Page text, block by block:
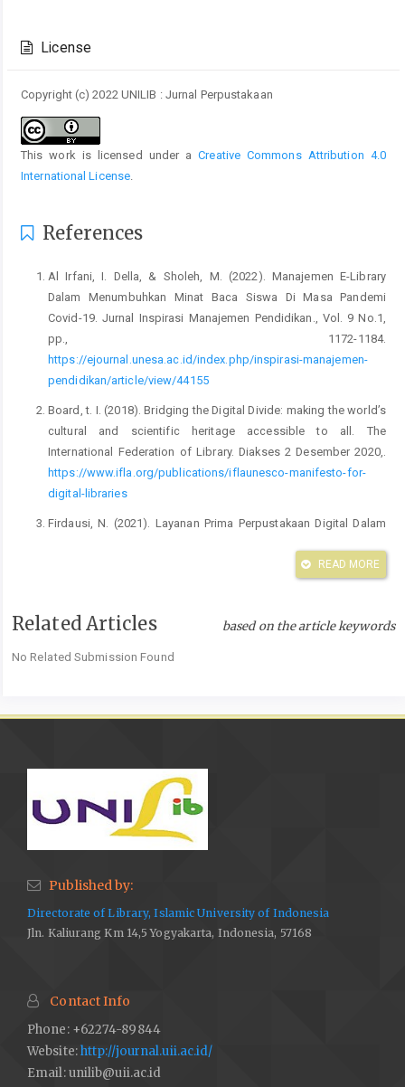
Details
License
Copyright (c) 2022 UNILIB : Jurnal Perpustakaan
This work is licensed under aCreative Commons Attribution 4.0
International License.
References
Al Irfani, I. Della, & Sholeh, M. (2022). Manajemen E-Library
Dalam Menumbuhkan Minat Baca Siswa Di Masa Pandemi
Covid-19. Jurnal Inspirasi Manajemen Pendidikan., Vol. 9 No.1,
pp., 1172-1184.
https://ejournal.unesa.ac.id/index.php/inspirasi-manajemen-
pendidikan/article/view/44155
Board, t. I. (2018). Bridging the Digital Divide: making the world’s
cultural and scientific heritage accessible to all. The
International Federation of Library. Diakses 2 Desember 2020,.
https://www.ifla.org/publications/iflaunesco-manifesto-for-
digital-libraries
Firdausi, N. (2021). Layanan Prima Perpustakaan Digital Dalam
Manajemen Pendidikan., Volume, 09, No, 01. pp., 215-228.
Perpustakaan Berbasis Digital dalam Membentuk Generasi
Literat di SMA Negeri 1 Pamekasan. Investi: Jurnal Ekonomi Dan
Perbankan:, Volume, 02. No. 02.
Iskandar. (2016). Manajemen dan Budaya Perpustakaan.
Bandung: PT Refika Aditama.
Maksum, Buldansyah, D. L., & Prawati, B. (2008). Aksesibilitas
Informasi, Intensitas Komunikasi, dan Efektivitas Layanan
pp., 48-55.
Mulyadi. (2016). Pengelolaan Perpustakaan Digital. NoerFikri
Expert.
Oktavia, S. (2019). Peran Perpustakaan dan Pustakawan Dalam
Menghadapi Generasi Digital Native. Bibliotika: Jurnal Kajian
Perpustakaan dan Informasi. Bibliotika: Jurnal Kajian
READ MORE
Related Articles based on the article keywords
No Related Submission Found
Published by:
Directorate of Library, Islamic University of Indonesia
Jln. Kaliurang Km 14,5 Yogyakarta, Indonesia, 57168
Contact Info
Phone: +62274-89844
Website:http://journal.uii.ac.id/
Email:unilib@uii.ac.id